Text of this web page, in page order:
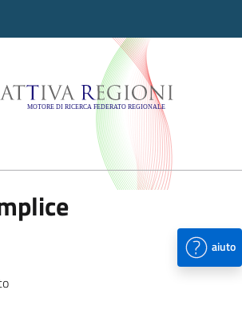
Regioni -
aiuto